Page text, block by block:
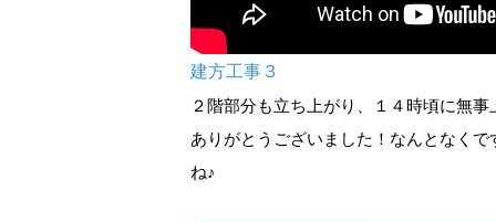
建方工事３
２階部分も立ち上がり、１４時頃に無
ありがとうございました！なんとなく
ね♪